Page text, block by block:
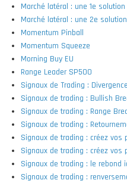
Marché latéral : une 1e solution
Marché latéral : une 2e solution
Momentum Pinball
Momentum Squeeze
Morning Buy EU
Range Leader SP500
Signaux de Trading :
Signaux de trading : Bullish
Signaux de trading : Range
Signaux de trading :
Signaux de trading : créez vos
Signaux de trading : créez vos
Signaux de trading : le
Signaux de trading :